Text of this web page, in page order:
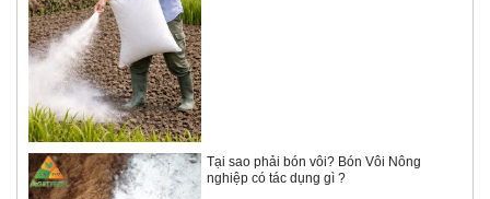
Tại sao phải bón vôi? Bón Vôi Nông
nghiệp có tác dụng gì ?